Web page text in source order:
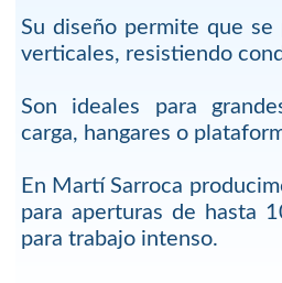
Su diseño permite que se
verticales, resistiendo
Son ideales para
carga, hangares o
En Martí Sarroca
para aperturas de hasta
para trabajo intenso.